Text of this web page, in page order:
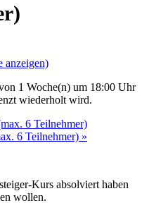
anzeigen)
1 Woche(n) um 18:00 Uhr
wiederholt wird.
6 Teilnehmer)
6 Teilnehmer) »
Kurs absolviert haben
wollen.